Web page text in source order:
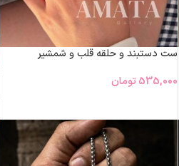
ست دستبند و حلقه قلب و شمشیر
535,000 تومان